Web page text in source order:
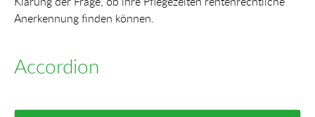
Anerkennung finden können.
Accordion